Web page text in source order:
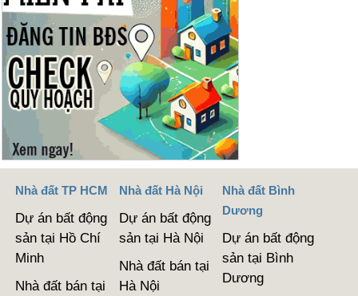
Nhà đất TP HCM
Dự án bất động
sản tại Hồ Chí
Minh
Nhà đất bán tại
Nhà đất Hà Nội
Dự án bất động
sản tại Hà Nội
Nhà đất bán tại
Hà Nội
Nhà đất Bình
Dương
Dự án bất động
sản tại Bình
Dương